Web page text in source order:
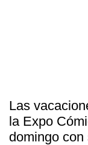
Las
la Expo
domingo